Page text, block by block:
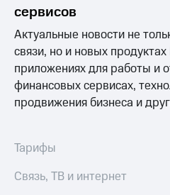
информации
Информация
акционерам
Документы
ПАО
"МТС"
Собрания
акционеров
капитал
сервисов
Актуальные новости не
связи, но и новых
приложениях для работы и
финансовых сервисах,
продвижения бизнеса и
Тарифы
Связь, ТВ и интернет